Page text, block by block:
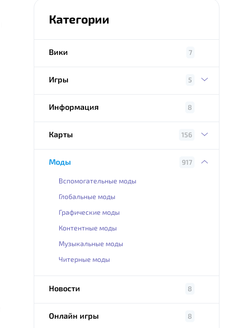
Категории
Вики 7
Игры 5
Информация 8
Карты 156
Моды 917
Вспомогательные моды
Глобальные моды
Графические моды
Контентные моды
Музыкальные моды
Читерные моды
Новости 8
Онлайн игры 8